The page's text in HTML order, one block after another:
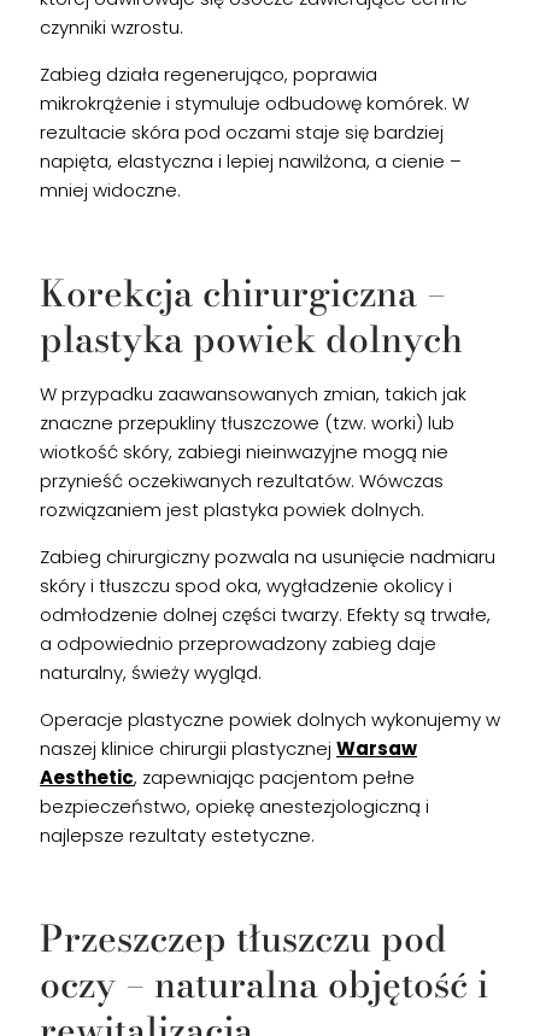
czynniki wzrostu.
Zabieg działa regenerująco, poprawia
mikrokrążenie i stymuluje odbudowę komórek. W
rezultacie skóra pod oczami staje się bardziej
napięta, elastyczna i lepiej nawilżona, a cienie –
mniej widoczne.
Korekcja chirurgiczna –
plastyka powiek dolnych
W przypadku zaawansowanych zmian, takich jak
znaczne przepukliny tłuszczowe (tzw. worki) lub
wiotkość skóry, zabiegi nieinwazyjne mogą nie
przynieść oczekiwanych rezultatów. Wówczas
rozwiązaniem jest plastyka powiek dolnych.
Zabieg chirurgiczny pozwala na usunięcie nadmiaru
skóry i tłuszczu spod oka, wygładzenie okolicy i
odmłodzenie dolnej części twarzy. Efekty są trwałe,
a odpowiednio przeprowadzony zabieg daje
naturalny, świeży wygląd.
Operacje plastyczne powiek dolnych wykonujemy w
naszej klinice chirurgii plastycznej Warsaw
Aesthetic, zapewniając pacjentom pełne
bezpieczeństwo, opiekę anestezjologiczną i
najlepsze rezultaty estetyczne.
Przeszczep tłuszczu pod
oczy – naturalna objętość i